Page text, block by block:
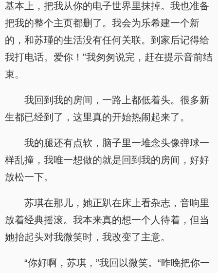
基本上，把我从你的电子世界里抹掉。我也准备
把我的整个主页都删了。我会为乐希建一个新
的，和苏瑾的生活没有任何关联。到家后记得给
我打电话。爱你！”我匆匆说完，赶在提示音前结
束。
我回到我的房间，一路上都低着头。很多新
生都已经到了，这里真的开始热闹起来了。
我的腿还有点软，脑子里一堆念头像弹球一
样乱撞，我唯一想做的就是回到我的房间，好好
放松一下。
苏琪在那儿，她正趴在床上看杂志，音响里
放着经典摇滚。我本来真的想一个人待着，但当
她抬起头对我微笑时，我改变了主意。
“你好啊，苏琪，”我回以微笑。“昨晚把你一